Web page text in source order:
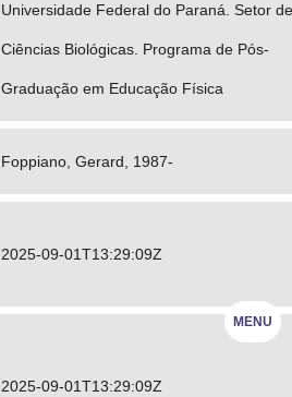
MENU
Universidade Federal do Paraná. Setor de
Ciências Biológicas. Programa de Pós-
Graduação em Educação Física
Foppiano, Gerard, 1987-
2025-09-01T13:29:09Z
2025-09-01T13:29:09Z